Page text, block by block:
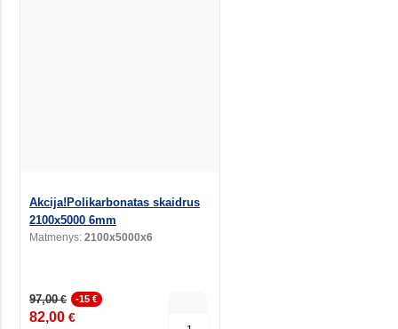
Akcija!Polikarbonatas skaidrus
2100x5000 6mm
Matmenys: 2100x5000x6
97,00€ -15 €
82,00 €